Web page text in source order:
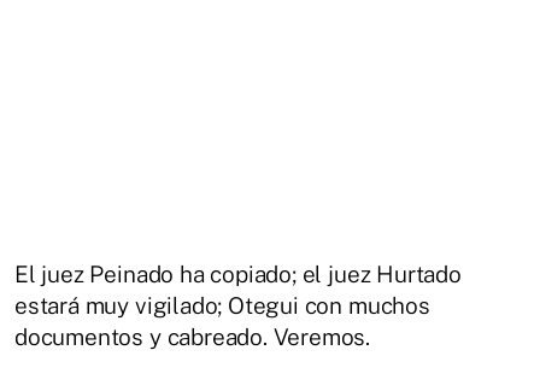
El juez Peinado ha copiado; el juez Hurtado
estará muy vigilado; Otegui con muchos
documentos y cabreado. Veremos.